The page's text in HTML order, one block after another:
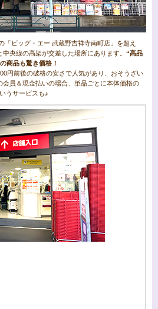
「ビッグ・エー 武蔵野吉祥寺南町店」を超え
央線の高架が交差した場所にあります。 “高品
商品も驚き価格！
円前後の破格の安さで人気があり、おそうざい
会員＆現金払いの場合、単品ごとに本体価格の
うサービスも♪